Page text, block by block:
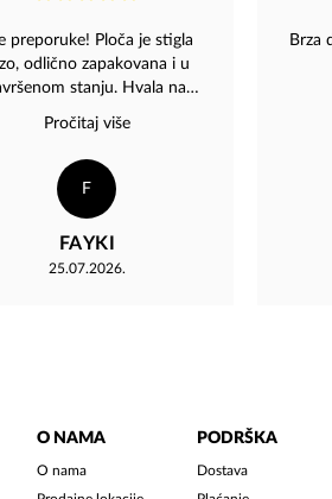
preporuke! Ploča je stigla
odlično zapakovana i u
stanju. Hvala na
profesionalnoj usluzi.
Pročitaj više
F
FAYKI
25.07.2026.
Brza
O NAMA
O nama
PODRŠKA
Dostava